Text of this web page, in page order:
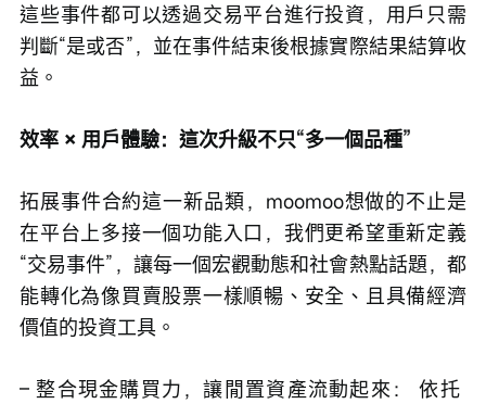
這些事件都可以透過交易平台進行投資，用戶只需
判斷“是或否”，並在事件結束後根據實際結果結算收
益。
效率 × 用戶體驗：這次升級不只“多一個品種”
拓展事件合約這一新品類，moomoo想做的不止是
在平台上多接一個功能入口，我們更希望重新定義
“交易事件”，讓每一個宏觀動態和社會熱點話題，都
能轉化為像買賣股票一樣順暢、安全、且具備經濟
價值的投資工具。
– 整合現金購買力，讓閒置資產流動起來： 依托